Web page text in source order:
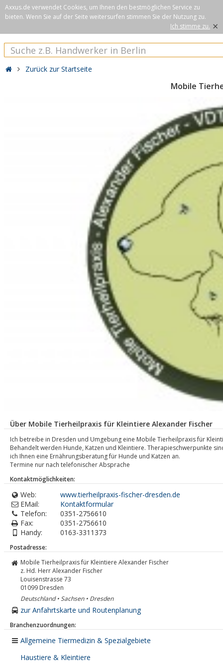
Axxus.de verwendet Cookies, um Ihnen den bestmöglichen Service zu
bieten. Wenn Sie auf der Seite weitersurfen stimmen Sie der Nutzung zu.
Ich stimme zu. ×
Zurück zur Startseite
Mobile
Über Mobile Tierheilpraxis für Kleintiere Alexander Fischer
Ich betreibe in Dresden und Umgebung eine Mobile Tierheilpraxis für
Behandelt werden Hunde, Katzen und Kleintiere. Therapieschwerpunkte
ich Ihnen eine Ernährungsberatung für Hunde und Katzen an.
Termine nur nach telefonischer Absprache
Kontaktmöglichkeiten:
Web:
www.tierheilpraxis-fischer-dresden.de
EMail:
Kontaktformular
Telefon:
0351-2756610
Fax:
0351-2756610
Handy:
0163-3311373
Postadresse:
Mobile Tierheilpraxis für Kleintiere Alexander Fischer
z. Hd. Herr Alexander Fischer
Louisenstrasse 73
01099 Dresden
Deutschland • Sachsen • Dresden
zur Anfahrtskarte und Routenplanung
Branchenzuordnungen:
Allgemeine Tiermedizin & Spezialgebiete
Haustiere & Kleintiere